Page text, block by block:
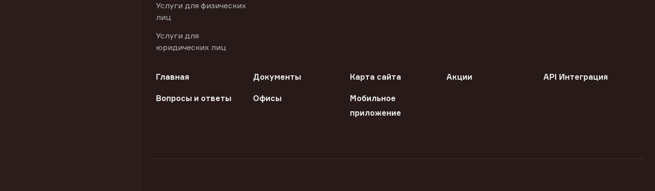
Услуги для физических
лиц
Услуги для
юридических лиц
Главная Документы Карта сайта Акции API Интеграция
Вопросы и ответы Офисы
Мобильное
приложение